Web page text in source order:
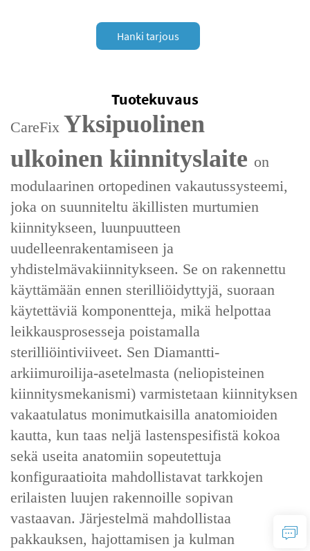
Hanki tarjous
Tuotekuvaus
CareFix Yksipuolinen
ulkoinen kiinnityslaite on
modulaarinen ortopedinen vakautussysteemi,
joka on suunniteltu ‌äkillisten murtumien
kiinnitykseen‌, ‌luunpuutteen
uudelleenrakentamiseen‌ ja
‌yhdistelmävakiinnitykseen‌. Se on rakennettu
käyttämään ‌ennen sterilliöidyttyjä, suoraan
käytettäviä komponentteja‌, mikä helpottaa
leikkausprosesseja poistamalla
sterilliöintiviiveet. Sen ‌Diamantti-
arkiimuroilija-asetelmasta‌ (neliopisteinen
kiinnitysmekanismi) varmistetaan ‌kiinnityksen
vakaatulatus‌ monimutkaisilla anatomioiden
kautta, kun taas ‌neljä lastenspesifistä kokoa‌
sekä ‌useita anatomiin sopeutettuja
konfiguraatioita‌ mahdollistavat tarkkojen
erilaisten luujen rakennoille sopivan
vastaavan. Järjestelmä mahdollistaa
‌pakkauksen, hajottamisen ja kulman